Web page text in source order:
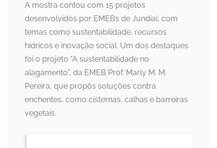
A mostra contou com 15 projetos
desenvolvidos por EMEBs de Jundiaí, com
temas como sustentabilidade, recursos
hídricos e inovação social. Um dos destaques
foi o projeto “A sustentabilidade no
alagamento”, da EMEB Prof. Marly M. M.
Pereira, que propôs soluções contra
enchentes, como cisternas, calhas e barreiras
vegetais.